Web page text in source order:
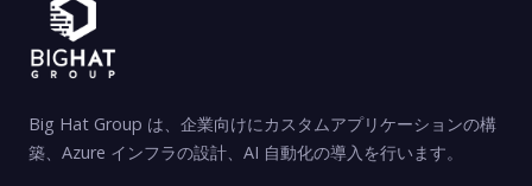
Big Hat Group は、企業向けにカスタムアプリケーションの構
築、Azure インフラの設計、AI 自動化の導入を行います。